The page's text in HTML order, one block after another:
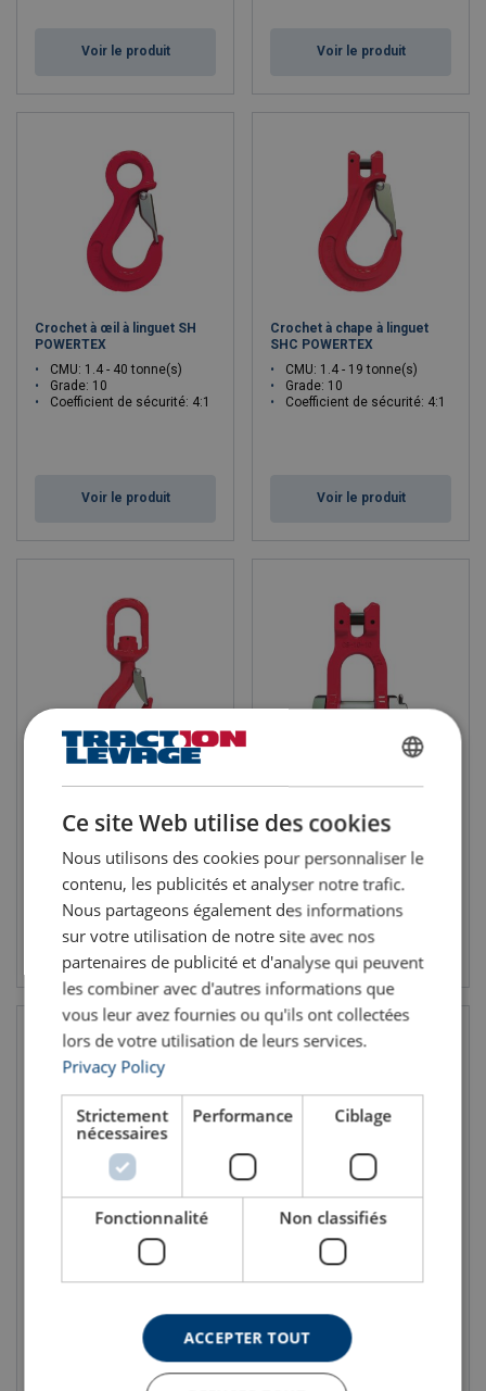
Voir le produit Voir le produit
Crochet à œil à linguet SH
POWERTEX
CMU: 1.4 - 40 tonne(s)
Grade: 10
Coefficient de sécurité: 4:1
Voir le produit
Crochet à chape à linguet
SHC POWERTEX
CMU: 1.4 - 19 tonne(s)
Grade: 10
Coefficient de sécurité: 4:1
Voir le produit
POWERTEX (à roulement à
CMU: 1.4 - 10 tonne(s)
Grade: 10
Coefficient de sécurité: 4:1
Voir le produit
POWERTEX
CMU: 2.5 - 10 tonne(s)
Grade: 10
Coefficient de sécurité: 4:1
Voir le produit
Anneau poire à chape MR
CMU: 2.5 - 10 tonne(s)
Grade: 10
Crochet à émerillon
verrouillage auto
CMU: 1.4 - 26.5 tonne(s)
Grade: 10
Ce site Web utilise des cookies
Nous utilisons des cookies pour personnaliser le
contenu, les publicités et analyser notre trafic.
Nous partageons également des informations
sur votre utilisation de notre site avec nos
partenaires de publicité et d'analyse qui peuvent
les combiner avec d'autres informations que
vous leur avez fournies ou qu'ils ont collectées
lors de votre utilisation de leurs services.
Privacy Policy
Strictement
nécessaires
Performance Ciblage
Fonctionnalité Non classifiés
ACCEPTER TOUT